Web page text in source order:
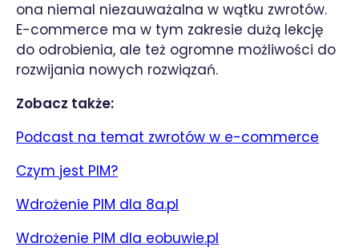
ona niemal niezauważalna w wątku zwrotów.
E-commerce ma w tym zakresie dużą lekcję
do odrobienia, ale też ogromne możliwości do
rozwijania nowych rozwiązań.
Zobacz także:
Podcast na temat zwrotów w e-commerce
Czym jest PIM?
Wdrożenie PIM dla 8a.pl
Wdrożenie PIM dla eobuwie.pl